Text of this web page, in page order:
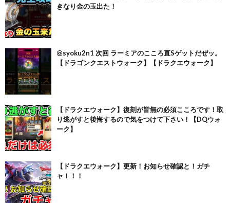
きなり金の玉出た！
@syoku2n1 次回 ラーミアのこころ直Sゲットだぜッ。
【ドラゴンクエストウォーク】【ドラクエウォーク】
【ドラクエウォーク】復刻が皆無の必須こころです！取
り逃がすと後悔するので気をつけて下さい！【DQウォ
ーク】
【ドラクエウォーク】更新！お知らせ確認と！ガチ
ャ！！！